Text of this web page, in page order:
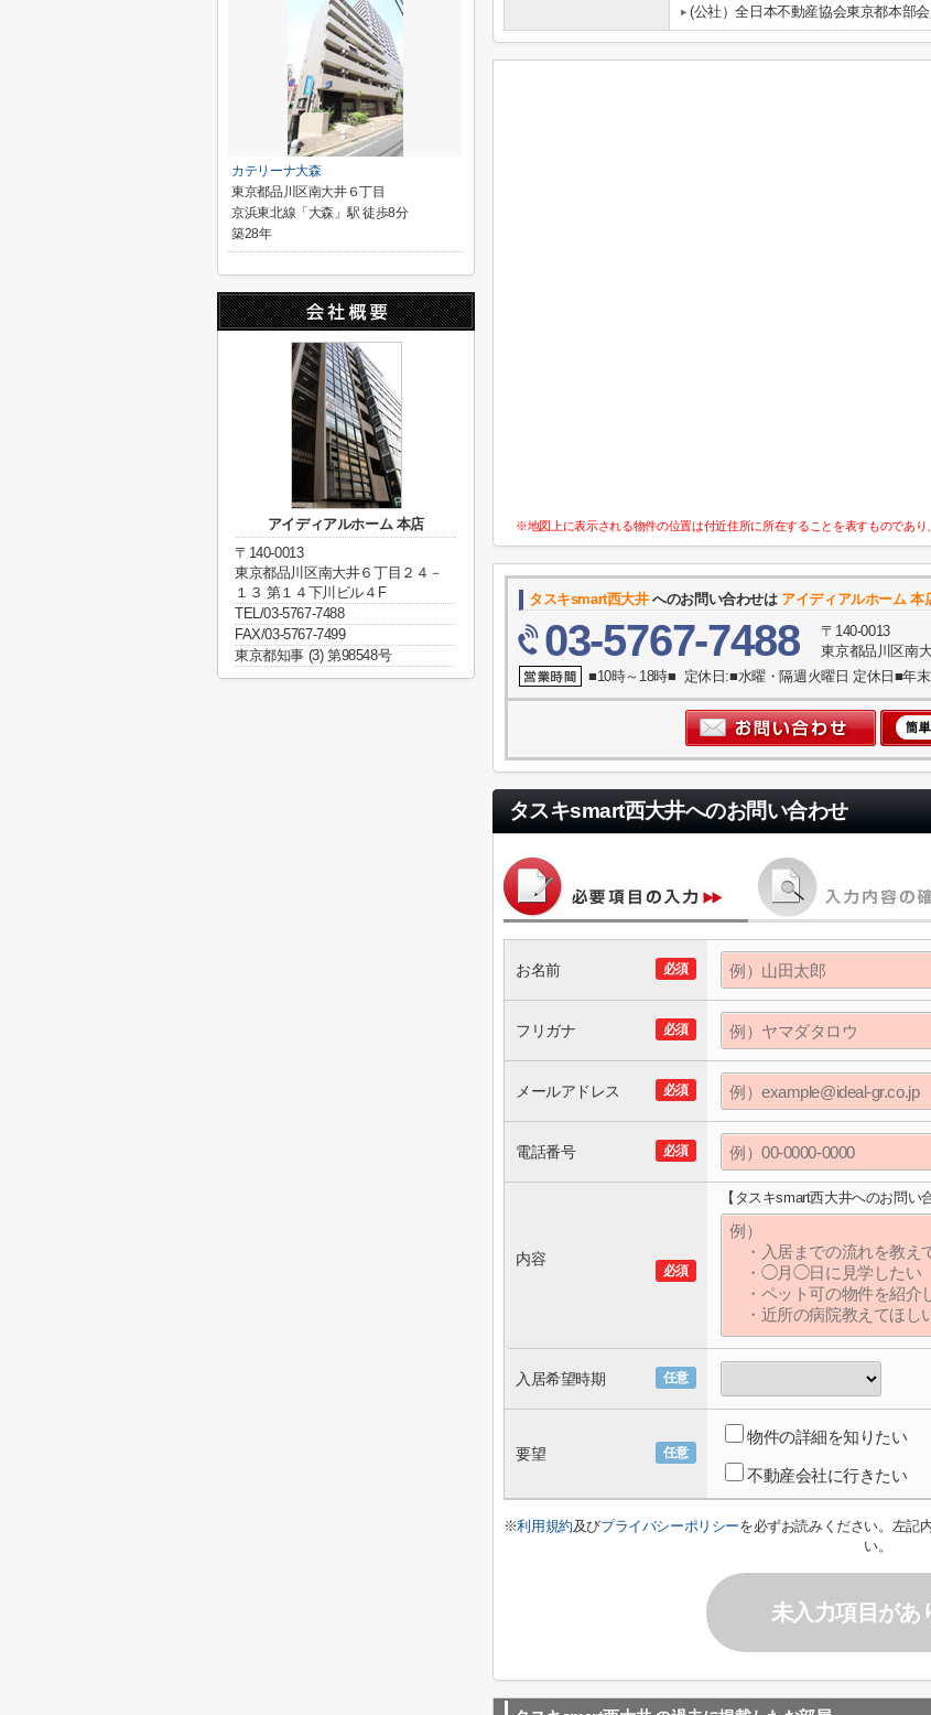
(公社）全日本不動産協会東京都本部
※地図上に表示される物件の位置は付近住所に所在することを表すものであり
タスキsmart西大井へのお問い合わせは アイディアルホーム 本
03-5767-7488
〒140-0013
東京都品川区南
■10時～18時■ 定休日:■水曜・隔週火曜日 定休日■年
タスキsmart西大井へのお問い合わせ
必須
お名前
必須
フリガナ
必須
メールアドレス
必須
電話番号
必須
内容
【タスキsmart西大井へのお問い
任意
入居希望時期
任意
要望
物件の詳細を知りたい
不動産会社に行きたい
※利用規約及びプライバシーポリシーを必ずお読みください。左記
い。
未入力項目があ
カテリーナ大森
東京都品川区南大井６丁目
京浜東北線「大森」駅 徒歩8分
築28年
アイディアルホーム 本店
〒140-0013
東京都品川区南大井６丁目２４－
１３ 第１４下川ビル４F
TEL/03-5767-7488
FAX/03-5767-7499
東京都知事 (3) 第98548号